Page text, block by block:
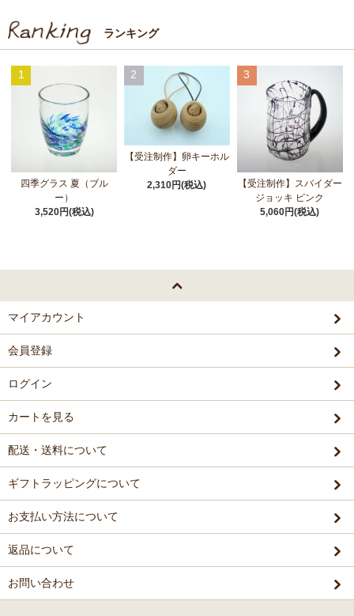
ランキング
1
四季グラス 夏（ブル
ー）
3,520円(税込)
2
【受注制作】卵キーホル
ダー
2,310円(税込)
3
【受注制作】スパイダー
ジョッキ ピンク
5,060円(税込)
マイアカウント
会員登録
ログイン
カートを見る
配送・送料について
ギフトラッピングについて
お支払い方法について
返品について
お問い合わせ